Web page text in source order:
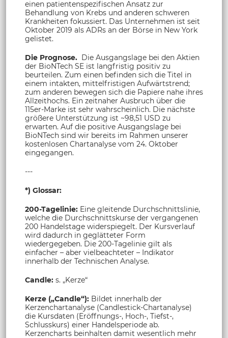
einen patientenspezifischen Ansatz zur
Behandlung von Krebs und anderen schweren
Krankheiten fokussiert. Das Unternehmen ist seit
Oktober 2019 als ADRs an der Börse in New York
gelistet.
Die Prognose. Die Ausgangslage bei den Aktien
der BioNTech SE ist langfristig positiv zu
beurteilen. Zum einen befinden sich die Titel in
einem intakten, mittelfristigen Aufwärtstrend;
zum anderen bewegen sich die Papiere nahe ihres
Allzeithochs. Ein zeitnaher Ausbruch über die
115er-Marke ist sehr wahrscheinlich. Die nächste
größere Unterstützung ist ~98,51 USD zu
erwarten. Auf die positive Ausgangslage bei
BioNTech sind wir bereits im Rahmen unserer
kostenlosen Chartanalyse vom 24. Oktober
eingegangen.
---
*) Glossar:
200-Tagelinie: Eine gleitende Durchschnittslinie,
welche die Durchschnittskurse der vergangenen
200 Handelstage widerspiegelt. Der Kursverlauf
wird dadurch in geglätteter Form
wiedergegeben. Die 200-Tagelinie gilt als
einfacher – aber vielbeachteter – Indikator
innerhalb der Technischen Analyse.
Candle: s. „Kerze“
Kerze („Candle“): Bildet innerhalb der
Kerzenchartanalyse (Candlestick-Chartanalyse)
die Kursdaten (Eröffnungs-, Hoch-, Tiefst-,
Schlusskurs) einer Handelsperiode ab.
Kerzencharts beinhalten damit wesentlich mehr